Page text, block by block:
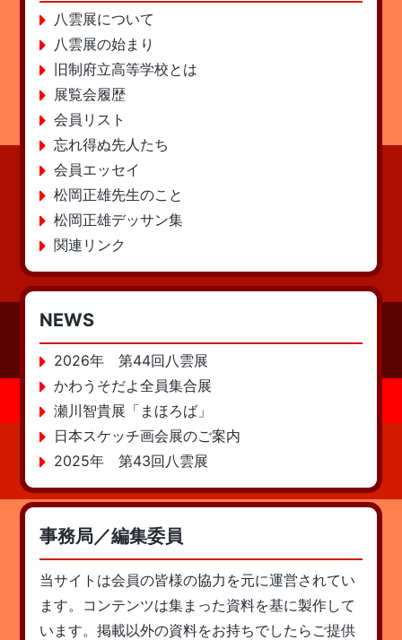
八雲展について
八雲展の始まり
旧制府立高等学校とは
展覧会履歴
会員リスト
忘れ得ぬ先人たち
会員エッセイ
松岡正雄先生のこと
松岡正雄デッサン集
関連リンク
NEWS
2026年 第44回八雲展
かわうそだよ全員集合展
瀬川智貴展「まほろば」
日本スケッチ画会展のご案内
2025年 第43回八雲展
事務局／編集委員
当サイトは会員の皆様の協力を元に運営されてい
ます。コンテンツは集まった資料を基に製作して
います。掲載以外の資料をお持ちでしたらご提供